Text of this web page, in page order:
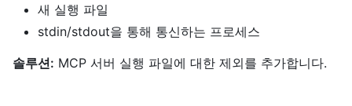
새 실행 파일
stdin/stdout을 통해 통신하는 프로세스
솔루션: MCP 서버 실행 파일에 대한 제외를 추가합니다.